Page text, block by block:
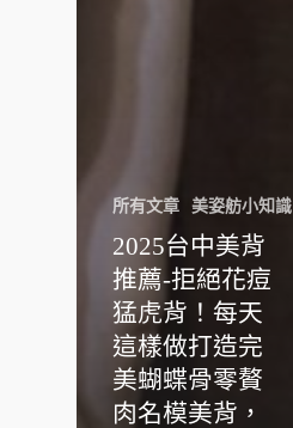
所有文章 美姿舫小知識
2025台中美背
推薦-拒絕花痘
猛虎背！每天
這樣做打造完
美蝴蝶骨零贅
肉名模美背，